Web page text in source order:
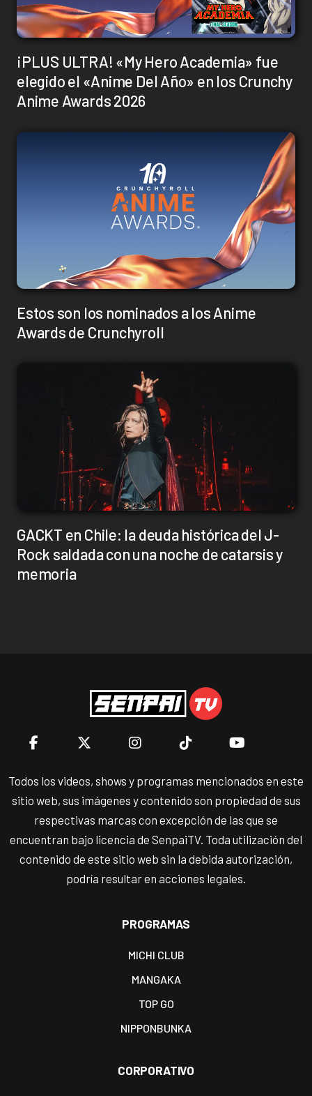
¡PLUS ULTRA! «My Hero Academia» fue
elegido el «Anime Del Año» en los Crunchy
Anime Awards 2026
Estos son los nominados a los Anime
Awards de Crunchyroll
GACKT en Chile: la deuda histórica del J-
Rock saldada con una noche de catarsis y
memoria
Todos los videos, shows y programas mencionados en este
sitio web, sus imágenes y contenido son propiedad de sus
respectivas marcas con excepción de las que se
encuentran bajo licencia de SenpaiTV. Toda utilización del
contenido de este sitio web sin la debida autorización,
podría resultar en acciones legales.
PROGRAMAS
MICHI CLUB
MANGAKA
TOP GO
NIPPONBUNKA
CORPORATIVO